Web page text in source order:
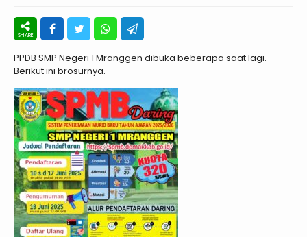
PPDB SMP Negeri 1 Mranggen dibuka beberapa saat lagi.
Berikut ini brosurnya.